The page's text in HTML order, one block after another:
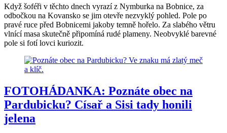
Když šoféři v těchto dnech vyrazí z Nymburka na Bobnice, za
odbočkou na Kovansko se jim otevře nezvyklý pohled. Pole po
pravé ruce před Bobnicemi jakoby temně hořelo. Za slabého větru
vlnící masa skutečně připomíná rudé plameny. Neobvyklé barevné
pole si fotí lovci kuriozit.
FOTOHÁDANKA: Poznáte obec na
Pardubicku? Císař a Sisi tady honili
jelena